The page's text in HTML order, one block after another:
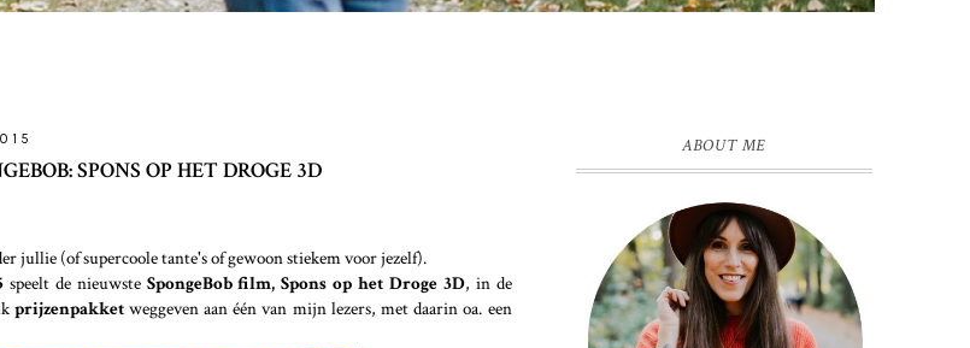
SPONS OP HET DROGE 3D
jullie (of supercoole tante's of gewoon stiekem voor jezelf).
speelt de nieuwste SpongeBob film, Spons op het Droge 3D, in de
prijzenpakketweggeven aan één van mijn lezers, met daarin oa. een
ABOUT ME